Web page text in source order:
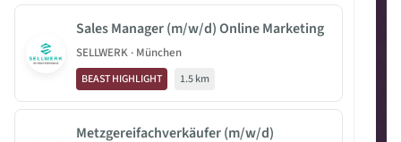
Sales Manager (m/w/d) Online Marketing
SELLWERK · München
BEAST HIGHLIGHT 1.5 km
Metzgereifachverkäufer (m/w/d)